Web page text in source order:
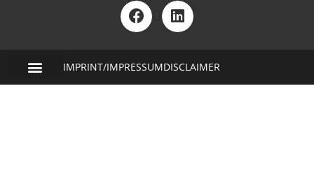
IMPRINT/IMPRESSUMDISCLAIMER